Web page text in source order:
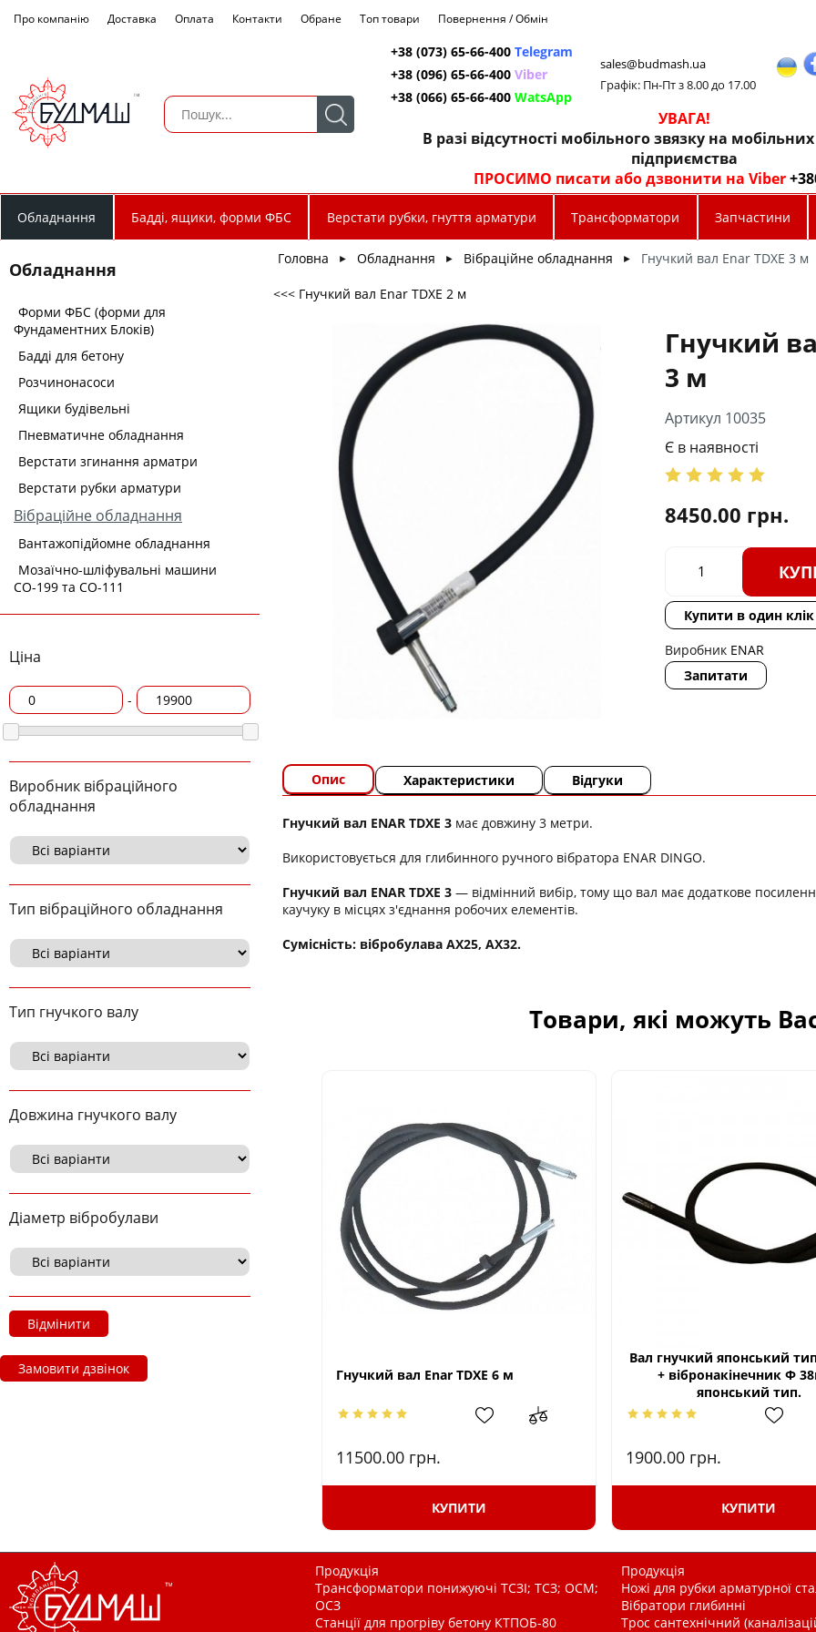
Про компанію Доставка Оплата Контакти Обране Топ товари Повернення / Обмін
+38 (073) 65-66-400 Telegram
+38 (096) 65-66-400 Viber
+38 (066) 65-66-400 WatsApp
sales@budmash.ua
Графік: Пн-Пт з 8.00 до 17.00
УВАГА!
В разі відсутності мобільного звязку на
підприємства
ПРОСИМО писати або дзвонити на Viber
Обладнання Бадді, ящики, форми ФБС Верстати рубки, гнуття арматури Трансформатори Запчастини
Обладнання
Форми ФБС (форми для
Фундаментних Блоків)
Бадді для бетону
Розчинонасоси
Ящики будівельні
Пневматичне обладнання
Верстати згинання арматри
Верстати рубки арматури
Вібраційне обладнання
Вантажопідйомне обладнання
Мозаїчно-шліфувальні машини
СО-199 та СО-111
Ціна
-
Виробник вібраційного
обладнання
Тип вібраційного обладнання
Тип гнучкого валу
Довжина гнучкого валу
Діаметр вібробулави
Відмінити
Замовити дзвінок
Головна ► Обладнання ► Вібраційне обладнання ► Гнучкий вал Enar TDXE 3 м
<<< Гнучкий вал Enar TDXE 2 м
Гнучкий
3 м
Артикул 10035
Є в наявності
8450.00 грн.
Купити в один клік
Виробник ENAR
Запитати
Опис Характеристики Відгуки
Гнучкий вал ENAR TDXE 3 має довжину 3 метри.
Використовується для глибинного ручного вібратора ENAR DINGO.
Гнучкий вал ENAR TDXE 3 ― відмінний вибір, тому що вал має додаткове
каучуку в місцях з'єднання робочих елементів.
Сумісність: вібробулава AX25, AX32.
Товари, які можуть
Гнучкий вал Enar TDXE 6 м
11500.00 грн.
КУПИТИ
Вал гнучкий японський
+ вібронакінечник Ф
японський тип.
1900.00 грн.
КУПИТИ
Продукція
Трансформатори понижуючі ТСЗІ; ТСЗ; ОСМ;
ОСЗ
Станції для прогріву бетону КТПОБ-80
Продукція
Ножі для рубки арматурної
Вібратори глибинні
Трос сантехнічний